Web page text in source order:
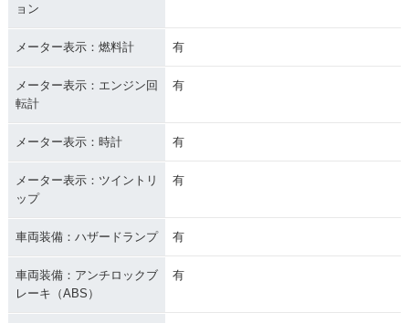
ョン
メーター表示：燃料計 有
メーター表示：エンジン回
転計
有
メーター表示：時計 有
メーター表示：ツイントリ
ップ
有
車両装備：ハザードランプ 有
車両装備：アンチロックブ
レーキ（ABS）
有